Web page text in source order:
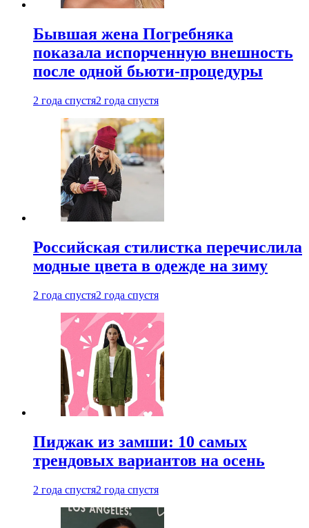
Бывшая жена Погребняка
показала испорченную внешность
после одной бьюти-процедуры
2 года спустя2 года спустя
Российская стилистка перечислила
модные цвета в одежде на зиму
2 года спустя2 года спустя
Пиджак из замши: 10 самых
трендовых вариантов на осень
2 года спустя2 года спустя